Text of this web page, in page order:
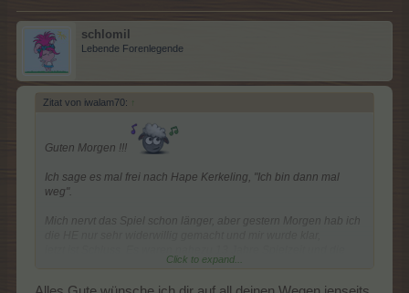
schlomil
Lebende Forenlegende
Zitat von iwalam70: ↑
Guten Morgen !!!
Ich sage es mal frei nach Hape Kerkeling, "Ich bin dann mal
weg".
Mich nervt das Spiel schon länger, aber gestern Morgen hab ich
RL-Freundin, die mich zu Farmerama gebracht hat spielt schon
Click to expand...